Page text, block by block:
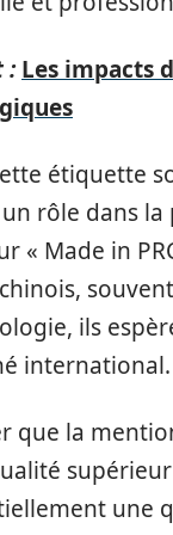
: Les impacts
étiquette
rôle dans
« Made in
ils
international.
que la